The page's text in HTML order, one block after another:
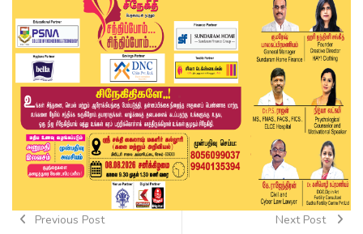
Previous Post Next Post